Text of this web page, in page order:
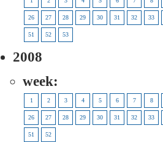
26 27 28 29 30 31 32 33
51 52 53
2008
week:
1 2 3 4 5 6 7 8
26 27 28 29 30 31 32 33
51 52